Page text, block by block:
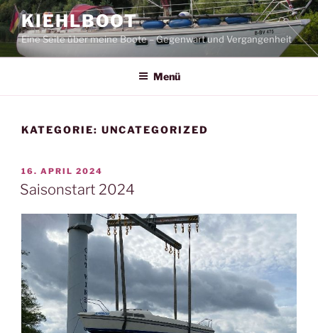
Zum
Inhalt
springen
KIEHLBOOT
Eine Seite über meine Boote – Gegenwart und Vergangenheit
Menü
KATEGORIE: UNCATEGORIZED
VERÖFFENTLICHT
AM
16. APRIL 2024
Saisonstart 2024